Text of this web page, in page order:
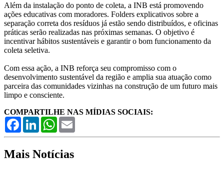
Além da instalação do ponto de coleta, a INB está promovendo
ações educativas com moradores. Folders explicativos sobre a
separação correta dos resíduos já estão sendo distribuídos, e oficinas
práticas serão realizadas nas próximas semanas. O objetivo é
incentivar hábitos sustentáveis e garantir o bom funcionamento da
coleta seletiva.
Com essa ação, a INB reforça seu compromisso com o
desenvolvimento sustentável da região e amplia sua atuação como
parceira das comunidades vizinhas na construção de um futuro mais
limpo e consciente.
COMPARTILHE NAS MÍDIAS SOCIAIS:
FacebookLinkedInWhatsApp
Mais Notícias